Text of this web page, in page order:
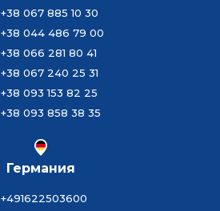
+38 067 885 10 30
+38 044 486 79 00
+38 066 281 80 41
+38 067 240 25 31
+38 093 153 82 25
+38 093 858 38 35
Германия
+491622503600